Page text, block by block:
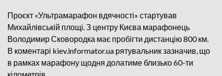
Проєкт «Ультрамарафон вдячності» стартував
Михайлівській площі. З центру Києва марафонець
Володимир Сковородка має пробігти дистанцію 800 км.
В коментарі kiev.informator.ua рятувальник зазначив, що
в рамках марафону щодня долатиме близько 60-ти